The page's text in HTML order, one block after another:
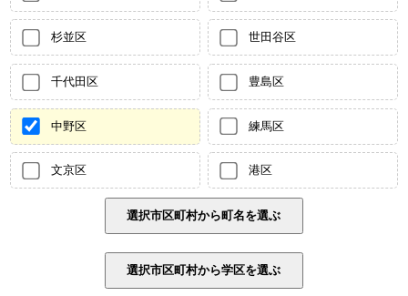
杉並区 世田谷区
千代田区 豊島区
中野区 練馬区
文京区 港区